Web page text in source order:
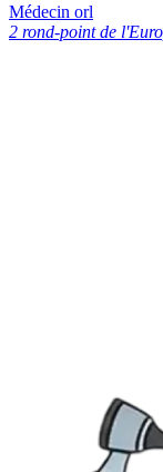
Médecin orl
2 rond-point de